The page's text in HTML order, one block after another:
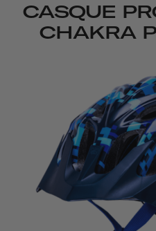
CASQUE
CHAKRA